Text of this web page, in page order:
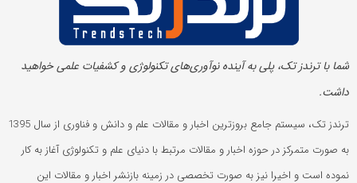
شما با ترندز تک، پلی به آینده‌ نوآوری‌های تکنولوژی و کشفیات علمی خواهید
داشت.
ترندز تک، سیستم جامع بروزترین اخبار و مقالات علم و دانش و فناوری از سال 1395
به صورت متمرکز در حوزه اخبار و مقالات مرتبط با دنیای علم و تکنولوژی آغاز به کار
نموده است و اخیرا نیز به صورت تخصصی در زمینه بازنشر اخبار و مقالات این